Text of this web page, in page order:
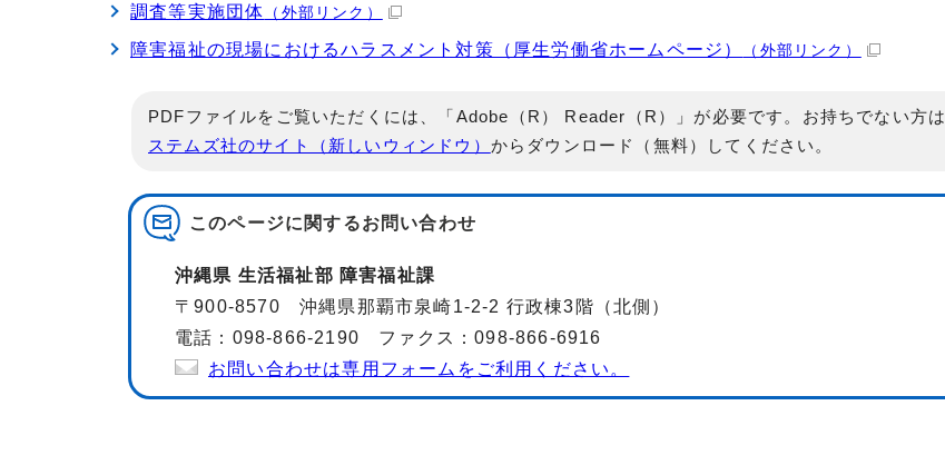
調査等実施団体 （外部リンク）
障害福祉の現場におけるハラスメント対策（厚生労働省ホームページ） （外部リンク）
PDFファイルをご覧いただくには、「Adobe（R） Reader（R）」が必要です。お持ちでない方は
ステムズ社のサイト（新しいウィンドウ） からダウンロード（無料）してください。
このページに関するお問い合わせ
沖縄県 生活福祉部 障害福祉課
〒900-8570 沖縄県那覇市泉崎1-2-2 行政棟3階（北側）
電話：098-866-2190 ファクス：098-866-6916
お問い合わせは専用フォームをご利用ください。